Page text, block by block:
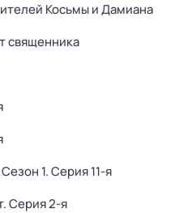
Косьмы и Дамиана
священника
Сезон 1. Серия 11-я
. Серия 2-я